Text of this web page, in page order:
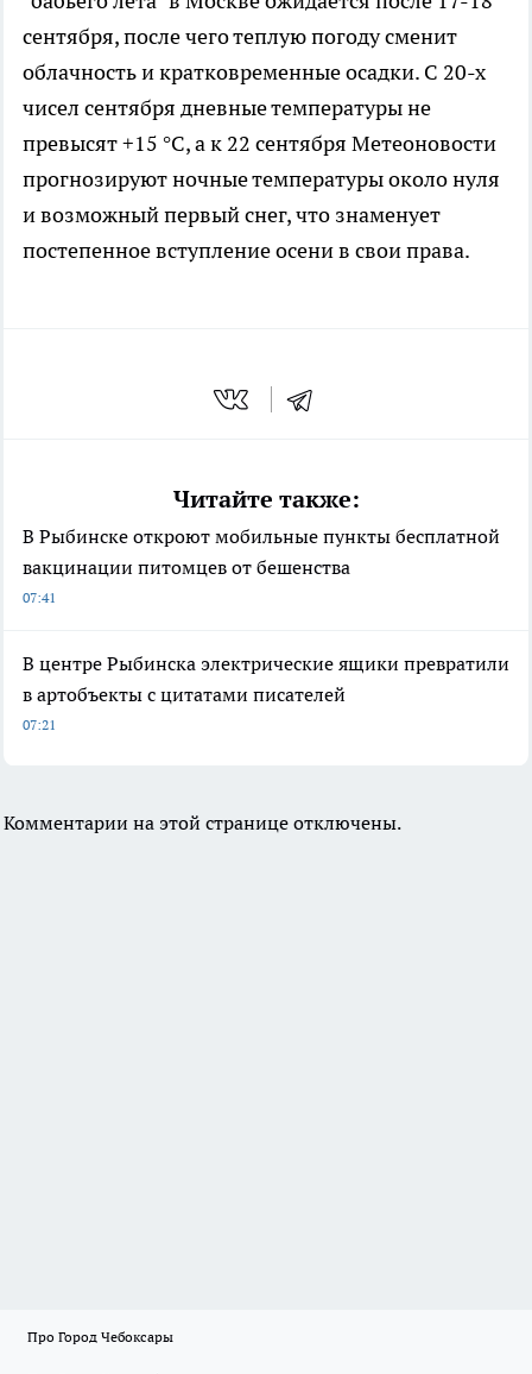
сентября, после чего теплую погоду сменит
облачность и кратковременные осадки. С 20-х
чисел сентября дневные температуры не
превысят +15 °C, а к 22 сентября Метеоновости
прогнозируют ночные температуры около нуля
и возможный первый снег, что знаменует
постепенное вступление осени в свои права.
Читайте также:
В Рыбинске откроют мобильные пункты бесплатной
вакцинации питомцев от бешенства
07:41
В центре Рыбинска электрические ящики превратили
в артобъекты с цитатами писателей
07:21
Комментарии на этой странице отключены.
Про Город Чебоксары